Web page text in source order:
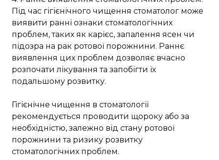
Під час гігієнічного чищення стоматолог може
виявити ранні ознаки стоматологічних
проблем, таких як карієс, запалення ясен чи
підозра на рак ротової порожнини. Раннє
виявлення цих проблем дозволяє вчасно
розпочати лікування та запобігти їх
подальшому розвитку.
Гігієнічне чищення в стоматології
рекомендується проводити щороку або за
необхідністю, залежно від стану ротової
порожнини та ризику розвитку
стоматологічних проблем.